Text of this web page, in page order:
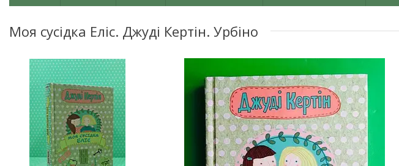
Моя сусідка Еліс. Джуді Кертін. Урбіно